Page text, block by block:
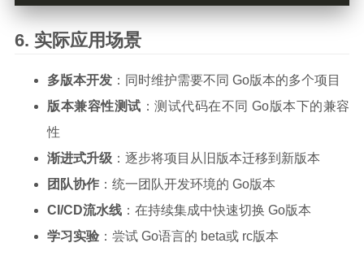
实际应用场景
多版本开发 ：同时维护需要不同 Go版本的多个项目
版本兼容性测试 ：测试代码在不同 Go版本下的兼容
性
渐进式升级 ：逐步将项目从旧版本迁移到新版本
团队协作 ：统一团队开发环境的 Go版本
CI/CD流水线 ：在持续集成中快速切换 Go版本
学习实验 ：尝试 Go语言的 beta或 rc版本